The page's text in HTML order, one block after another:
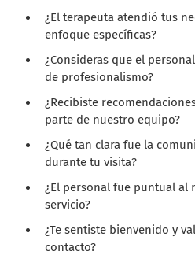
¿El terapeuta atendió tus
enfoque específicas?
¿Consideras que el
de profesionalismo?
¿Recibiste
parte de nuestro equipo?
¿Qué tan clara fue la
durante tu visita?
¿El personal fue puntual al
servicio?
¿Te sentiste bienvenido y
contacto?